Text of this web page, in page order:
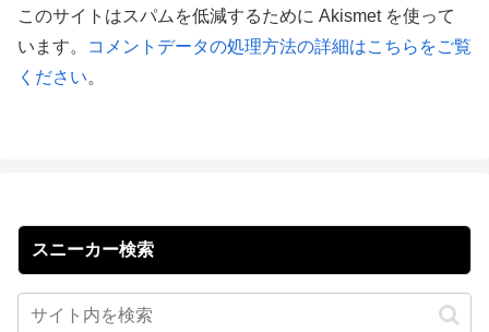
このサイトはスパムを低減するために Akismet を使って
います。
コメントデータの処理方法の詳細はこちらをご覧
ください。
スニーカー検索